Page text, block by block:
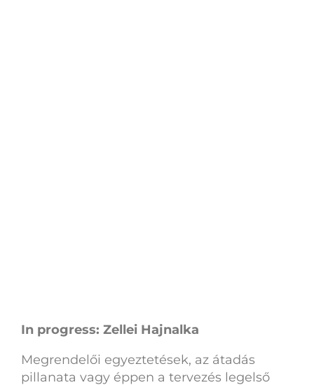
In progress: Zellei Hajnalka
Megrendelői egyeztetések, az átadás
pillanata vagy éppen a tervezés legelső